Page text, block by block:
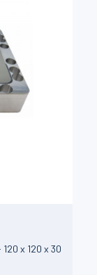
x 120 x 30